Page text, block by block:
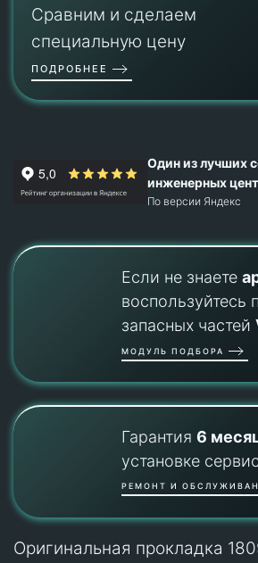
Сравним и сделаем
специальную цену
ПОДРОБНЕЕ
Один из лучших
инженерных
По версии Яндекс
Если не знаете
воспользуйтесь
запасных частей
МОДУЛЬ ПОДБОРА
Гарантия 6
установке
РЕМОНТ И
Оригинальная прокладка